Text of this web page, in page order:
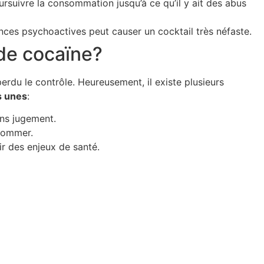
la consommation jusqu’à ce qu’il y ait des abus
psychoactives peut causer un cocktail très néfaste.
cocaïne?
le contrôle. Heureusement, il existe plusieurs
unes:
jugement.
des enjeux de santé.